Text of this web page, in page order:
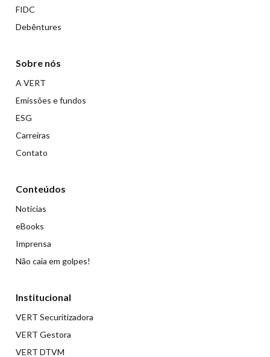
FIDC
Debêntures
Sobre nós
A VERT
Emissões e fundos
ESG
Carreiras
Contato
Conteúdos
Notícias
eBooks
Imprensa
Não caia em golpes!
Institucional
VERT Securitizadora
VERT Gestora
VERT DTVM